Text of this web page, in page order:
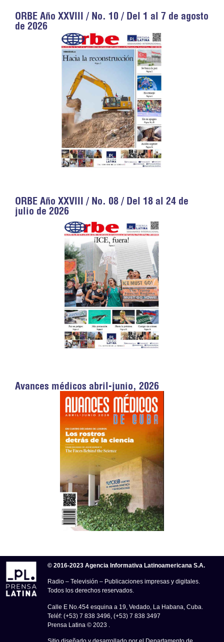
ORBE Año XXVIII / No. 10 / Del 1 al 7 de agosto
de 2026
ORBE Año XXVIII / No. 08 / Del 18 al 24 de
julio de 2026
Avances médicos abril-junio, 2026
© 2016-2023 Agencia Informativa Latinoamericana S.A.
Radio – Televisión – Publicaciones impresas y digitales.
Todos los derechos reservados.
Calle E No.454 esquina a 19, Vedado, La Habana, Cuba.
Teléf: (+53) 7 838 3496, (+53) 7 838 3497
Prensa Latina © 2023 .